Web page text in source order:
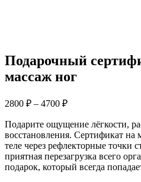
Подарочный
массаж ног
2800 ₽ – 4700 ₽Диапазон
2800 ₽
–
4700 ₽
Подарите ощущение лёгкости,
восстановления. Сертификат на
теле через рефлекторные точки
приятная перезагрузка всего
подарок, который всегда